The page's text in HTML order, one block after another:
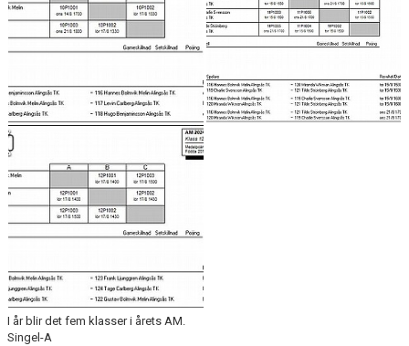
I år blir det fem klasser i årets AM.
Singel-A